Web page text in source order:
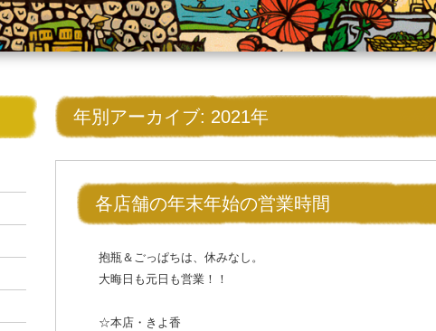
年別アーカイブ: 2021年
各店舗の年末年始の営業時間
抱瓶＆ごっぱちは、休みなし。
大晦日も元日も営業！！
☆本店・きよ香